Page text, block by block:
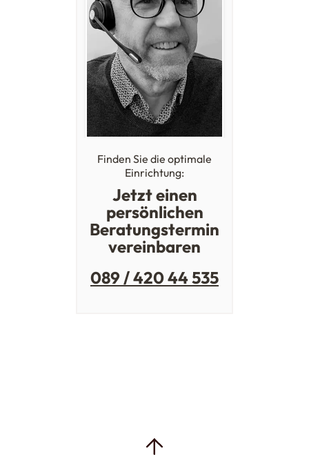
Finden Sie die optimale
Einrichtung:
Jetzt einen
persönlichen
Beratungstermin
vereinbaren
089 / 420 44 535